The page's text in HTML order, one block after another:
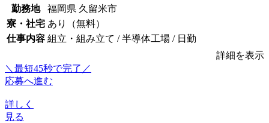
勤務地
福岡県 久留米市
寮・社宅 あり（無料）
仕事内容 組立・組み立て / 半導体工場 / 日勤
詳細を表示
＼最短45秒で完了／
応募へ進む
詳しく
見る